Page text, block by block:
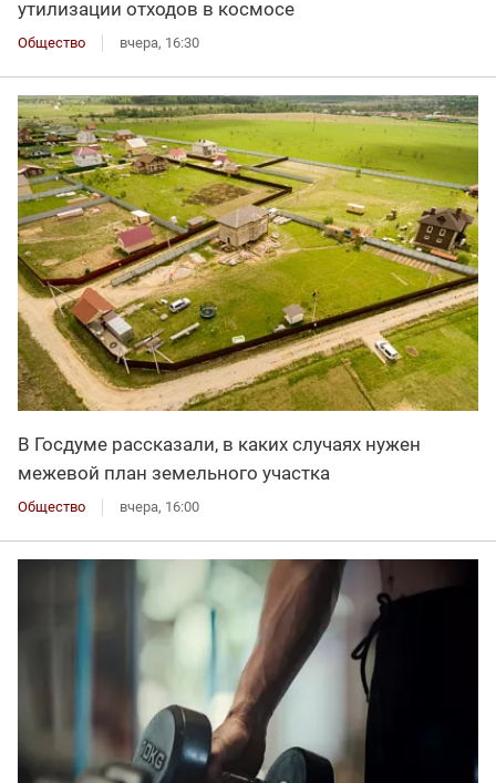
утилизации отходов в космосе
Общество вчера, 16:30
В Госдуме рассказали, в каких случаях нужен
межевой план земельного участка
Общество вчера, 16:00